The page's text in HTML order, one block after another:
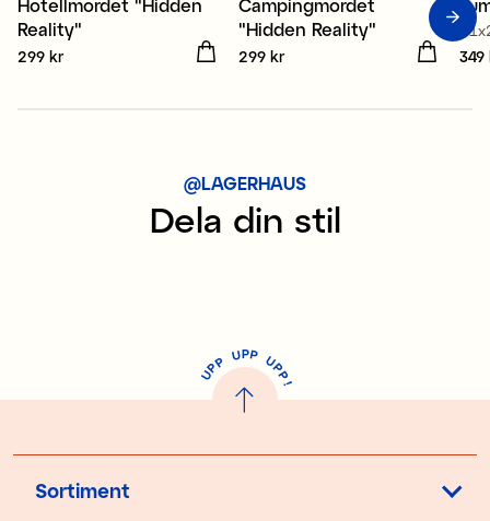
Hotellmordet "Hidden
Reality"
Pris :299 kr
299 kr
Campingmordet
"Hidden Reality"
Pris :299 kr
299 kr Pris
349
@LAGERHAUS
Dela din stil
U
P
P UPP UP
P
!
Sortiment